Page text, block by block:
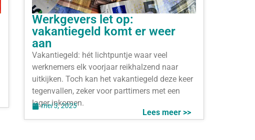
Werkgevers let op:
vakantiegeld komt er weer
aan
Vakantiegeld: hét lichtpuntje waar veel
werknemers elk voorjaar reikhalzend naar
uitkijken. Toch kan het vakantiegeld deze keer
tegenvallen, zeker voor parttimers met een
lager inkomen.
Lees meer >>
mei 3, 2025